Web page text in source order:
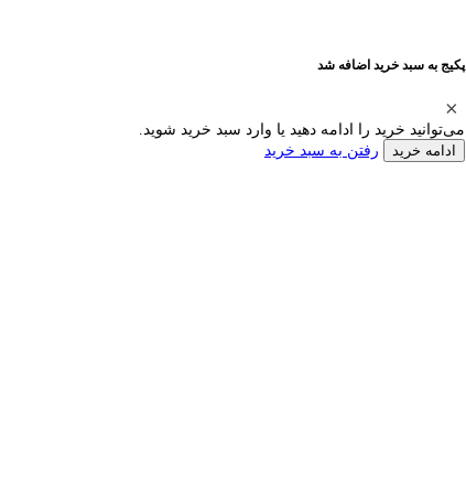
پکیج به سبد خرید اضافه شد
می‌توانید خرید را ادامه دهید یا وارد سبد خرید شوید.
ادامه خرید رفتن به سبد خرید